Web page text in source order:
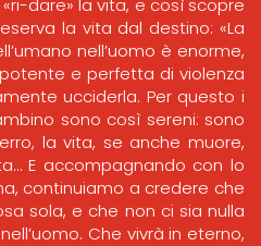
dare» la vita, e così scopre
la vita dal destino: «La
nell’uomo è enorme,
e perfetta di violenza
ucciderla. Per questo i
sono così sereni: sono
la vita, se anche muore,
E accompagnando con lo
continuiamo a credere che
sola, e che non ci sia nulla
Che vivrà in eterno,